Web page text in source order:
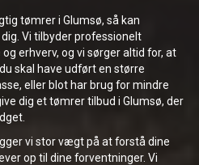
tømrer i Glumsø, så kan
Vi tilbyder professionelt
erhverv, og vi sørger altid for, at
skal have udført en større
eller blot har brug for mindre
dig et tømrer tilbud i Glumsø, der
vi stor vægt på at forstå dine
op til dine forventninger. Vi